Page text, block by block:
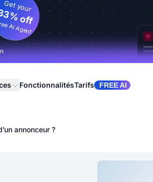
Get your
off
AI Agent
FonctionnalitésTarifs FREE AI
annonceur ?